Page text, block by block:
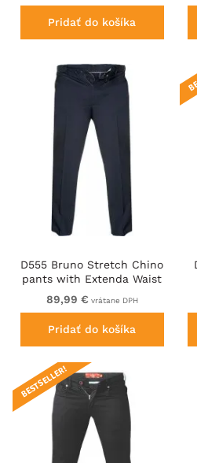
Pridať do košíka
D555 Bruno Stretch Chino
pants with Extenda Waist
Indigo Blue
89,99 € vrátane DPH
Pridať do košíka
BESTSELLER!